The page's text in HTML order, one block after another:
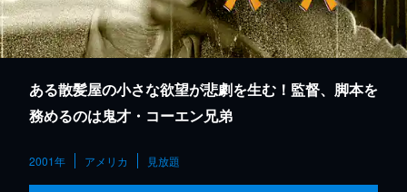
ある散髪屋の小さな欲望が悲劇を生む！監督、脚本を
務めるのは鬼才・コーエン兄弟
2001年 アメリカ 見放題